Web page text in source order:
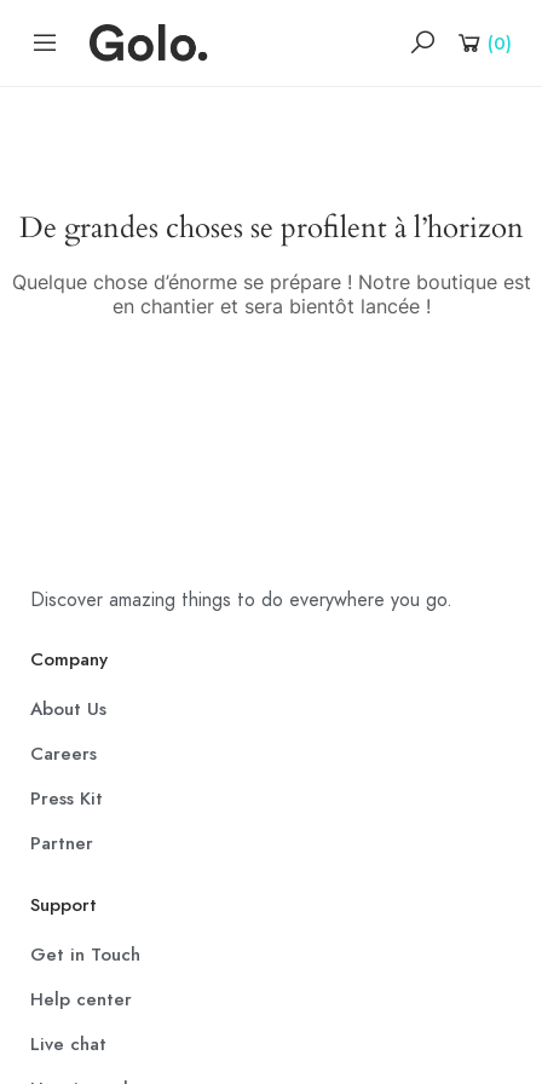
(0)
De grandes choses se profilent à l’horizon
Quelque chose d’énorme se prépare ! Notre boutique est
en chantier et sera bientôt lancée !
Discover amazing things to do everywhere you go.
Company
About Us
Careers
Press Kit
Partner
Support
Get in Touch
Help center
Live chat